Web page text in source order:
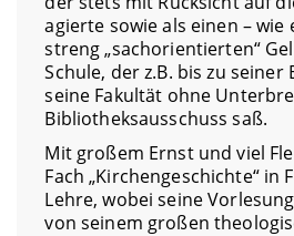
agierte sowie als einen – wie
streng „sachorientierten“
Schule, der z.B. bis zu
seine Fakultät ohne
Bibliotheksausschuss saß.
Mit großem Ernst und viel
Fach „Kirchengeschichte“ in
Lehre, wobei seine
von seinem großen